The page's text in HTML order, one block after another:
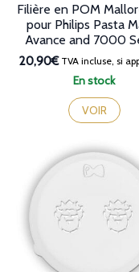
En stock
Filière en POM
pour Philips Pasta
Avance and 7000
20,90€TVA incluse, si
VOIR